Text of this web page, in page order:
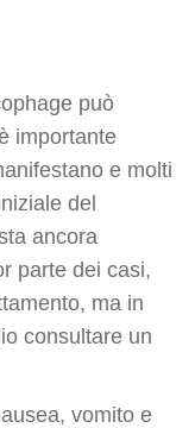
può
importante
e molti
del
ancora
parte dei casi,
ma in
consultare un
vomito e